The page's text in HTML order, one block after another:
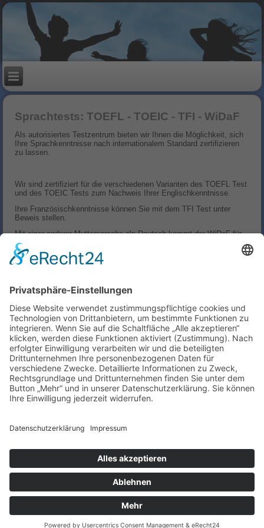
Sprachtests: TOEFL - TOEIC - TFI - WiDaF
Als autorisiertes Testzentrum bieten wir Ihnen die Möglichkeit, sich
Ihre Sprachkenntnisse nach internationalem Standard zertifizieren
zu lassen.
Wir sind zertifiziert für die verschiedenen Varianten des TOEFL Test
und des TOEIC Tests zum Nachweis Ihrer Englischkenntnisse.
Ihre Französischkenntnisse können Sie mit dem TFI Test unter
Beweis stellen.
Mit einer anderer Muttersprache als Deutsch kommt der WiDaF für
Sie in Frage. Hier können Sie Ihr Wirtschaftsdeutsch als
Fremdsprache zum Ausdruck bringen.
Sie interessieren sich für eine Testabnahme? Schreiben Sie uns
eine Mailoder rufen Sie uns unter der 07221-3021870 an.
Impressum|Datenschutzerklärung
Copyright © 2022 net-promo Baden-Baden.